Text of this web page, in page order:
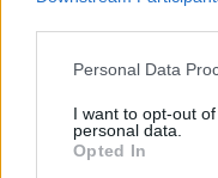
Personal Data
I want to opt-out
personal data.
Opted In